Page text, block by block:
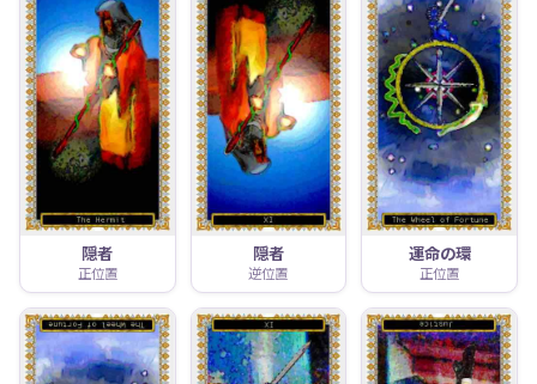
隠者
正位置
隠者
逆位置
運命の環
正位置